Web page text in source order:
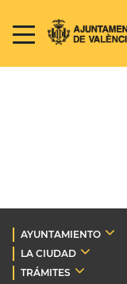
AYUNTAMIENTO
LA CIUDAD
TRÁMITES